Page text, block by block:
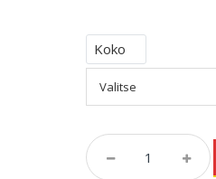
Koko
Harley-
Davidson®